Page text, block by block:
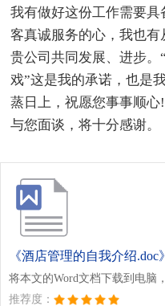
我有做好这份工作需要
客真诚服务的心，我也
贵公司共同发展、进步
戏”这是我的承诺，也是
蒸日上，祝愿您事事顺
与您面谈，将十分感谢。
《酒店管理的自我介绍.doc》
将本文的Word文档下载到电脑
推荐度：